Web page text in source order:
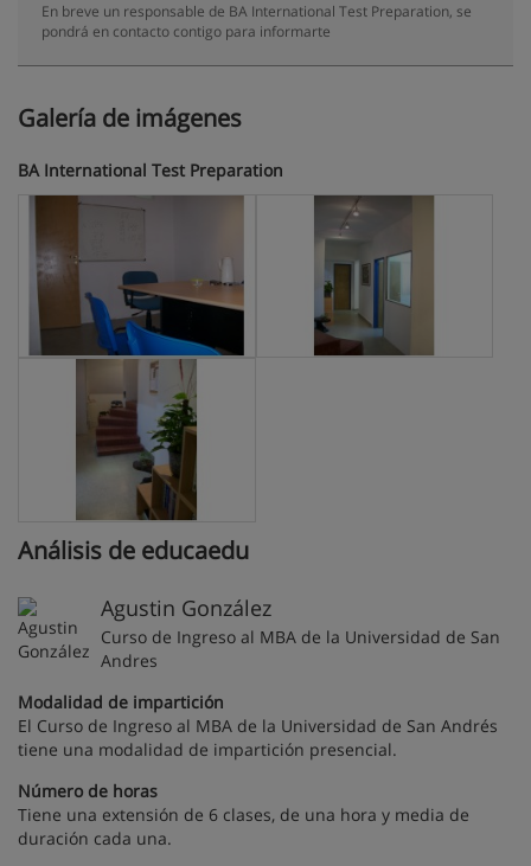
En breve un responsable de BA International Test Preparation, se
pondrá en contacto contigo para informarte
Galería de imágenes
BA International Test Preparation
Análisis de educaedu
Agustin González
Curso de Ingreso al MBA de la Universidad de San
Andres
Modalidad de impartición
El Curso de Ingreso al MBA de la Universidad de San Andrés
tiene una modalidad de impartición presencial.
Número de horas
Tiene una extensión de 6 clases, de una hora y media de
duración cada una.